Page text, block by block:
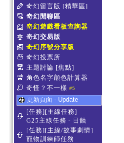
奇幻留言版 [精華區]
奇幻閒聊區
奇幻遊戲看板查詢器
奇幻交易版
奇幻序號分享版
奇幻投票所
主題討論 [焦點]
角色名字顏色計算器
奇怪？不一樣 #5
更新頁面 - Update
[任務][主線任務]
G25主線任務 - 日蝕
[任務][主線/故事劇情]
寵物訓練師任務